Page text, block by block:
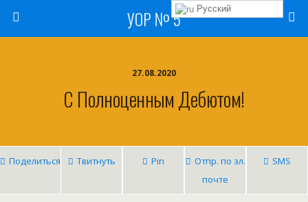
УОР № 5
27.08.2020
С Полноценным Дебютом!
Поделиться Твитнуть Pin
Отпр. по эл.
почте
SMS
Русский